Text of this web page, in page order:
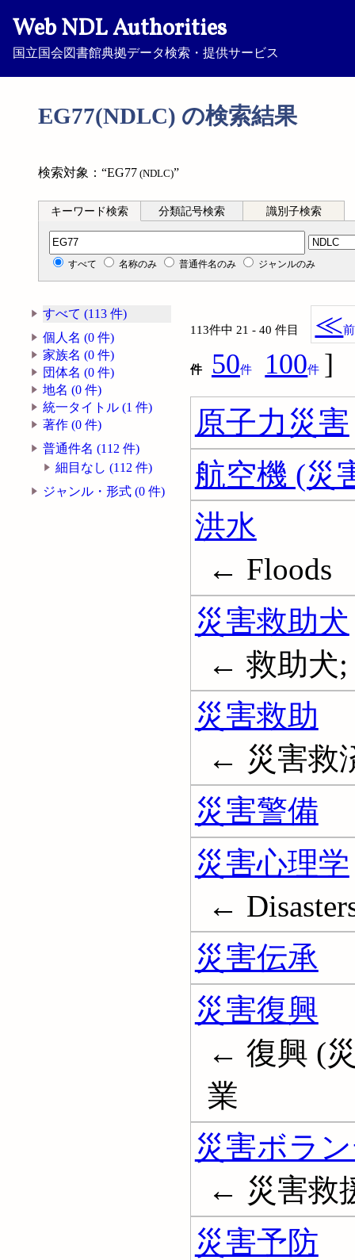
Web NDL Authorities
国立国会図書館典拠データ検索・提供サービス
EG77(NDLC) の検索結果
検索対象：“EG77 (NDLC)”
キーワード検索 分類記号検索 識別子検索
分類記号検索
すべて 名称のみ 普通件名のみ ジャンルのみ
すべて (113 件)
個人名 (0 件)
家族名 (0 件)
団体名 (0 件)
地名 (0 件)
統一タイトル (1 件)
著作 (0 件)
普通件名 (112 件)
細目なし (112 件)
ジャンル・形式 (0 件)
113件中 21 - 40 件目 ≪前
件 50件 100件 ]
原子力災害
航空機 (災
洪水
← Floods
災害救助犬
← 救助犬;
災害救助
← 災害救
災害警備
災害心理学
←
災害伝承
災害復興
← 復興 (
業
災害ボラ
← 災害救
災害予防